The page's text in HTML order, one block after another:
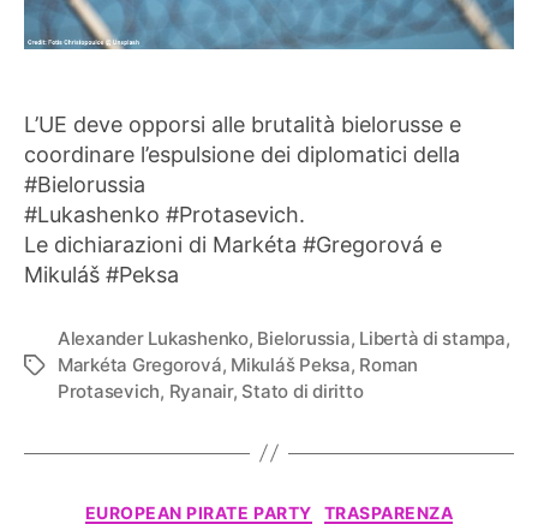
L’UE deve opporsi alle brutalità bielorusse e
coordinare l’espulsione dei diplomatici della
#Bielorussia
#Lukashenko #Protasevich.
Le dichiarazioni di Markéta #Gregorová e
Mikuláš #Peksa
Tag
Alexander Lukashenko, Bielorussia, Libertà di stampa,
Markéta Gregorová, Mikuláš Peksa, Roman
Protasevich, Ryanair, Stato di diritto
Categorie
EUROPEAN PIRATE PARTY TRASPARENZA